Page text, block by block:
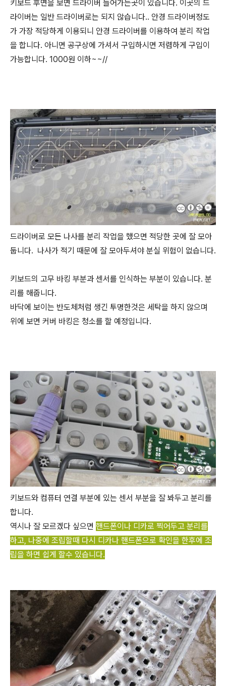
키보드 후면을 보면 드라이버 들어가는곳이 있습니다. 이곳의 드
라이버는 일반 드라이버로는 되지 않습니다.. 안경 드라이버정도
가 가장 적당하게 이용되니 안경 드라이버를 이용하여 분리 작업
을 합니다. 아니면 공구상에 가셔서 구입하시면 저렴하게 구입이
가능합니다. 1000원 이하~~//
드라이버로 모든 나사를 분리 작업을 했으면 적당한 곳에 잘 모아
둡니다. 나사가 적기 때문에 잘 모아두셔야 분실 위험이 없습니다.
키보드의 고무 바킹 부분과 센서를 인식하는 부분이 있습니다. 분
리를 해줍니다.
바닥에 보이는 반도체처럼 생긴 투명한것은 세탁을 하지 않으며
위에 보면 커버 바킹은 청소를 할 예정입니다.
키보드와 컴퓨터 연결 부분에 있는 센서 부분을 잘 봐두고 분리를
합니다.
역시나 잘 모르겠다 싶으면 핸드폰이나 디카로 찍어두고 분리를
하고, 나중에 조립할때 다시 디카나 핸드폰으로 확인을 한후에 조
립을 하면 쉽게 할수 있습니다.